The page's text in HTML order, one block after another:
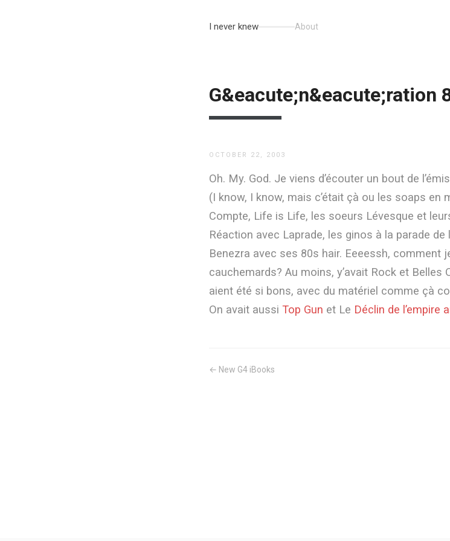
I never knew About
G&eacute;n&eacute;ration
OCTOBER 22, 2003
Oh. My. God. Je viens d’écouter un bout de
(I know, I know, mais c’était çà ou les soaps en
Compte, Life is Life, les soeurs Lévesque et
Réaction avec Laprade, les ginos à la parade de
Benezra avec ses 80s hair. Eeeessh, comment
cauchemards? Au moins, y’avait Rock et Belles
aient été si bons, avec du matériel comme çà
On avait aussi Top Gun et Le Déclin de l’empire
← New G4 iBooks